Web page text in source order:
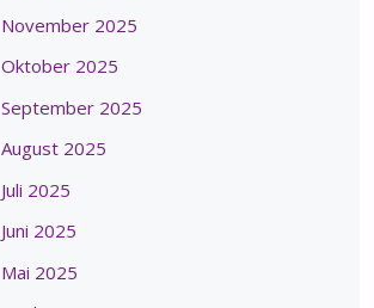
November 2025
Oktober 2025
September 2025
August 2025
Juli 2025
Juni 2025
Mai 2025